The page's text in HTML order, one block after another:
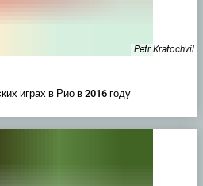
Petr Kratochvil
играх в Рио в 2016 году